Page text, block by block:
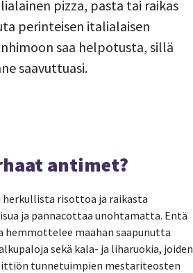
pizza, pasta tai raikas
perinteisen italialaisen
saa helpotusta, sillä
saavuttuasi.
antimet?
herkullista risottoa ja raikasta
ja pannacottaa unohtamatta. Entä
maahan saapunutta
sekä kala- ja liharuokia, joiden
tunnetuimpien mestariteosten